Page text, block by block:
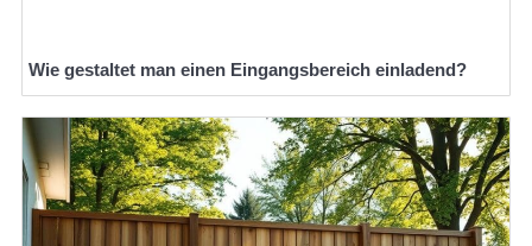
Wie gestaltet man einen Eingangsbereich einladend?